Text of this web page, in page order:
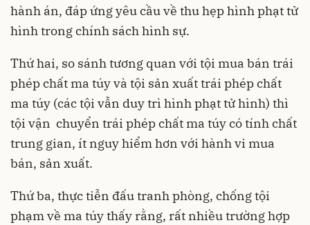
hành án, đáp ứng yêu cầu về thu hẹp hình phạt tử
hình trong chính sách hình sự.
Thứ hai, so sánh tương quan với tội mua bán trái
phép chất ma túy và tội sản xuất trái phép chất
ma túy (các tội vẫn duy trì hình phạt tử hình) thì
tội vận chuyển trái phép chất ma túy có tính chất
trung gian, ít nguy hiểm hơn với hành vi mua
bán, sản xuất.
Thứ ba, thực tiễn đấu tranh phòng, chống tội
phạm về ma túy thấy rằng, rất nhiều trường hợp